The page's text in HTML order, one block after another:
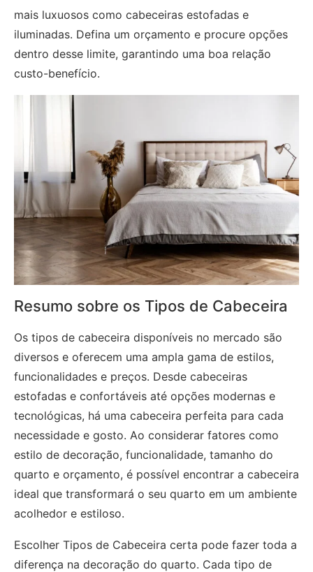
mais luxuosos como cabeceiras estofadas e
iluminadas. Defina um orçamento e procure opções
dentro desse limite, garantindo uma boa relação
custo-benefício.
Resumo sobre os Tipos de Cabeceira
Os tipos de cabeceira disponíveis no mercado são
diversos e oferecem uma ampla gama de estilos,
funcionalidades e preços. Desde cabeceiras
estofadas e confortáveis até opções modernas e
tecnológicas, há uma cabeceira perfeita para cada
necessidade e gosto. Ao considerar fatores como
estilo de decoração, funcionalidade, tamanho do
quarto e orçamento, é possível encontrar a cabeceira
ideal que transformará o seu quarto em um ambiente
acolhedor e estiloso.
Escolher Tipos de Cabeceira certa pode fazer toda a
diferença na decoração do quarto. Cada tipo de